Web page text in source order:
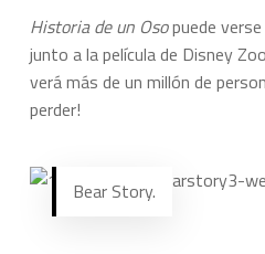
Historia de un Osopuede
junto a la película de Disney
verá más de un millón de
perder!
Bear Story.